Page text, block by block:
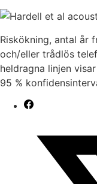
Riskökning, antal år
och/eller trådlös
heldragna linjen
95 %